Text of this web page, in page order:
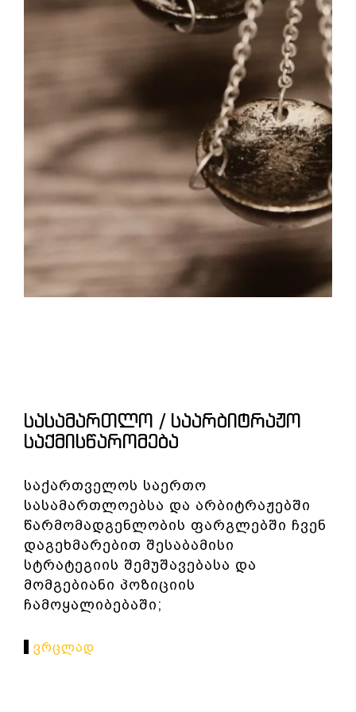
ᲡᲐᲡᲐᲛᲐᲠᲗᲚᲝ / ᲡᲐᲐᲠᲑᲘᲢᲠᲐᲟᲝ
ᲡᲐᲥᲛᲘᲡᲬᲐᲠᲝᲛᲔᲑᲐ
საქართველოს საერთო
სასამართლოებსა და არბიტრაჟებში
წარმომადგენლობის ფარგლებში ჩვენ
დაგეხმარებით შესაბამისი
სტრატეგიის შემუშავებასა და
მომგებიანი პოზიციის
ჩამოყალიბებაში;
Ვრცლად